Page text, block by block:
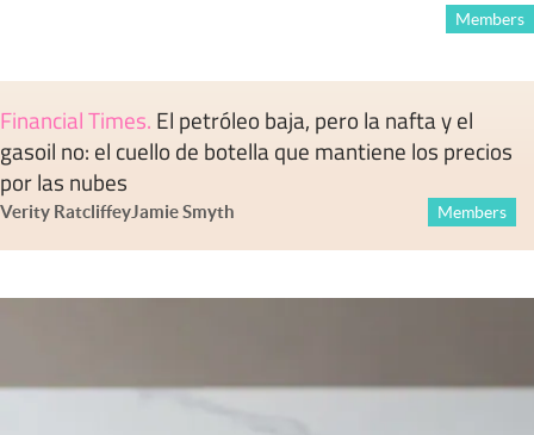
Members
Financial Times. El petróleo baja, pero la nafta y el
gasoil no: el cuello de botella que mantiene los precios
por las nubes
Verity RatcliffeyJamie Smyth Members